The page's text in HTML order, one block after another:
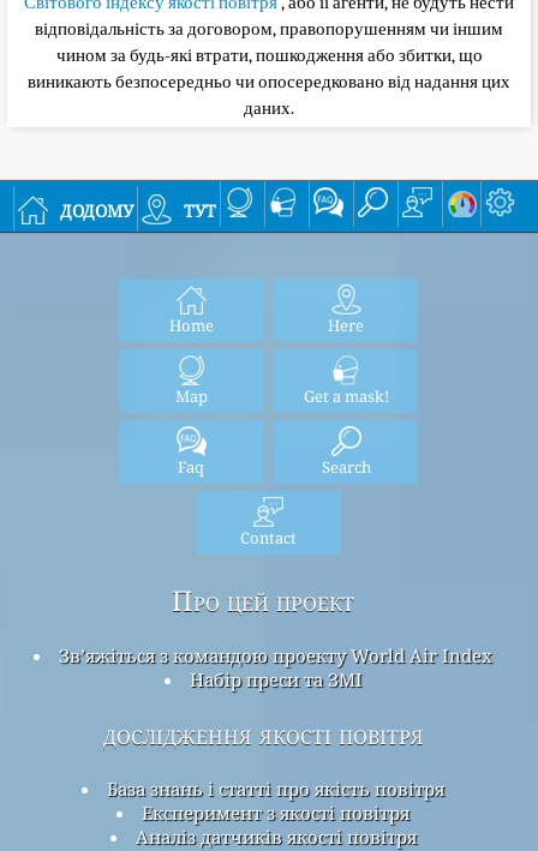
відповідальність за договором, правопорушенням чи іншим
чином за будь-які втрати, пошкодження або збитки, що
виникають безпосередньо чи опосередковано від надання цих
даних.
додому тут
Home Here
Map Get a mask!
Faq Search
Contact
Про цей проект
Зв’яжіться з командою проекту World Air Index
Набір преси та ЗМІ
дослідження якості повітря
База знань і статті про якість повітря
Експеримент з якості повітря
Аналіз датчиків якості повітря